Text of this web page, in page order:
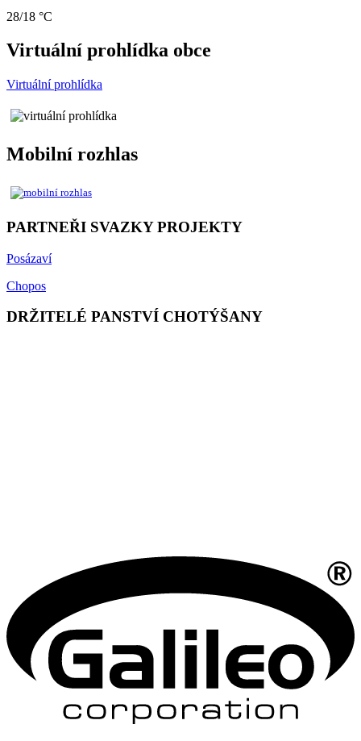
28/18 °C
Virtuální prohlídka obce
Virtuální prohlídka
Mobilní rozhlas
PARTNEŘI SVAZKY PROJEKTY
Posázaví
Chopos
DRŽITELÉ PANSTVÍ CHOTÝŠANY